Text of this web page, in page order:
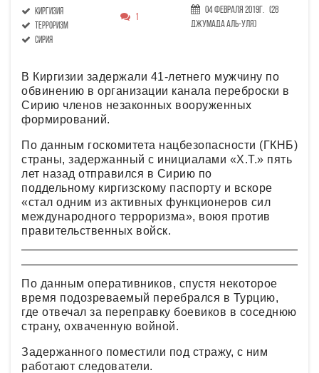
киргизия
терроризм
Сирия
1
04 Февраля 2019г.
(28
Джумада аль-уля)
В Киргизии задержали 41-летнего мужчину по
обвинению в организации канала переброски в
Сирию членов незаконных вооруженных
формирований.
По данным госкомитета нацбезопасности (ГКНБ)
страны, задержанный с инициалами «Х.Т.» пять
лет назад отправился в Сирию по
поддельному киргизскому паспорту и вскоре
«стал одним из активных функционеров сил
международного терроризма», воюя против
правительственных войск.
По данным оперативников, спустя некоторое
время подозреваемый перебрался в Турцию,
где отвечал за переправку боевиков в соседнюю
страну, охваченную войной.
Задержанного поместили под стражу, с ним
работают следователи.